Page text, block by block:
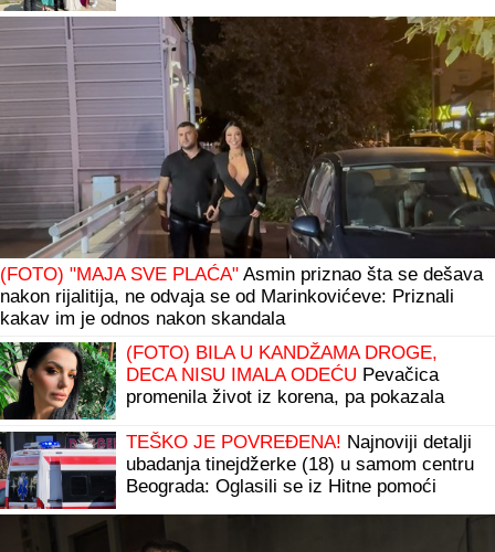
(FOTO) "MAJA SVE PLAĆA" Asmin priznao šta se dešava
nakon rijalitija, ne odvaja se od Marinkovićeve: Priznali
kakav im je odnos nakon skandala
(FOTO) BILA U KANDŽAMA DROGE,
DECA NISU IMALA ODEĆU Pevačica
promenila život iz korena, pa pokazala
TEŠKO JE POVREĐENA! Najnoviji detalji
ubadanja tinejdžerke (18) u samom centru
Beograda: Oglasili se iz Hitne pomoći